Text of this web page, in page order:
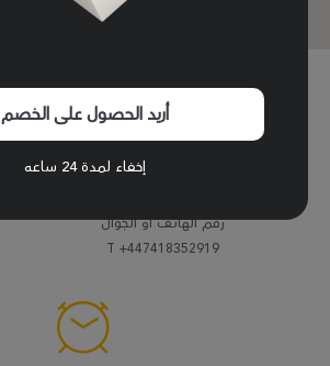
China Guangzhou
رقم الهاتف أو الجوال
T +447418352919
أريد الحصول على الخصم
إخفاء لمدة 24 ساعه